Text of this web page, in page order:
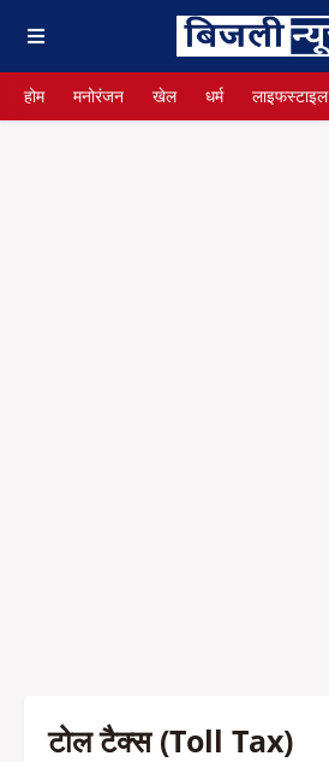
होम मनोरंजन खेल धर्म लाइफस्टाइल
टोल टैक्स (Toll Tax)